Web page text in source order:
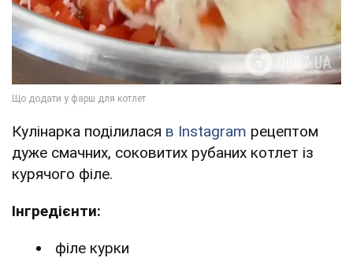
Кулінарка поділилася в Instagram рецептом
дуже смачних, соковитих рубаних котлет із
курячого філе.
Інгредієнти:
філе курки